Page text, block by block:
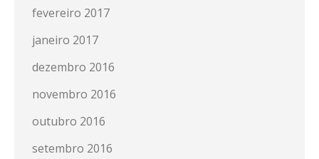
fevereiro 2017
janeiro 2017
dezembro 2016
novembro 2016
outubro 2016
setembro 2016